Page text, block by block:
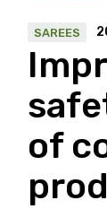
SAREES
of